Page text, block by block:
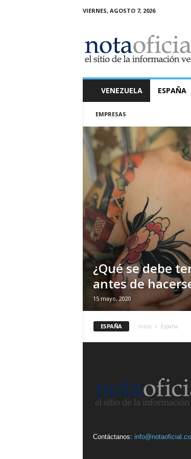
VIERNES, AGOSTO 7, 2026
a
O
l
VENEZUELA ESPAÑA
EMPRESAS
¿Qué se debe
antes de
15 mayo, 2020
ESPAÑA Inicio España
Contáctanos: